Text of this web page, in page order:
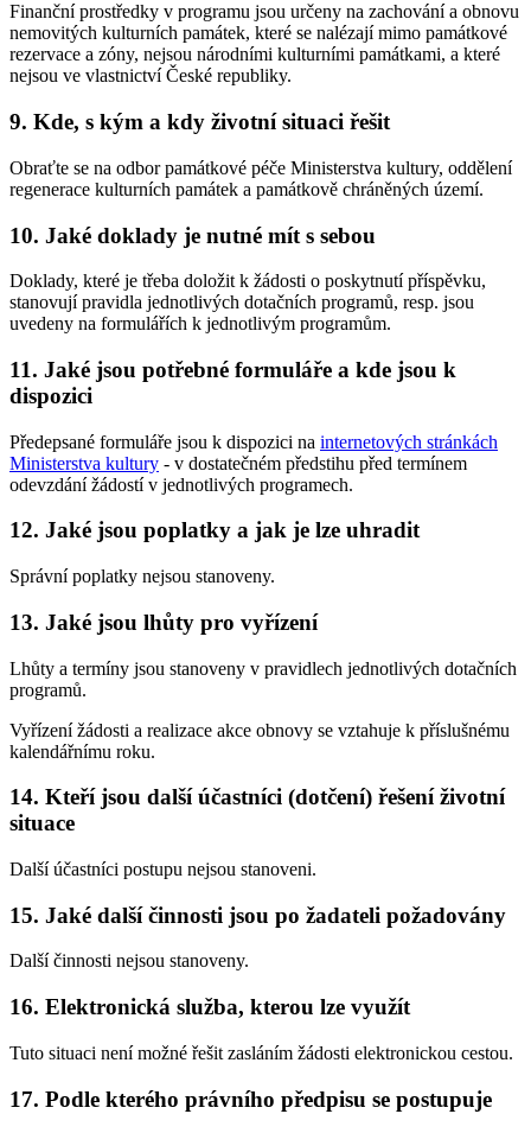
Finanční prostředky v programu jsou určeny na zachování a obnovu
nemovitých kulturních památek, které se nalézají mimo památkové
rezervace a zóny, nejsou národními kulturními památkami, a které
nejsou ve vlastnictví České republiky.
9. Kde, s kým a kdy životní situaci řešit
Obraťte se na odbor památkové péče Ministerstva kultury, oddělení
regenerace kulturních památek a památkově chráněných území.
10. Jaké doklady je nutné mít s sebou
Doklady, které je třeba doložit k žádosti o poskytnutí příspěvku,
stanovují pravidla jednotlivých dotačních programů, resp. jsou
uvedeny na formulářích k jednotlivým programům.
11. Jaké jsou potřebné formuláře a kde jsou k
dispozici
Předepsané formuláře jsou k dispozici na internetových stránkách
Ministerstva kultury - v dostatečném předstihu před termínem
odevzdání žádostí v jednotlivých programech.
12. Jaké jsou poplatky a jak je lze uhradit
Správní poplatky nejsou stanoveny.
13. Jaké jsou lhůty pro vyřízení
Lhůty a termíny jsou stanoveny v pravidlech jednotlivých dotačních
programů.
Vyřízení žádosti a realizace akce obnovy se vztahuje k příslušnému
kalendářnímu roku.
14. Kteří jsou další účastníci (dotčení) řešení životní
situace
Další účastníci postupu nejsou stanoveni.
15. Jaké další činnosti jsou po žadateli požadovány
Další činnosti nejsou stanoveny.
16. Elektronická služba, kterou lze využít
Tuto situaci není možné řešit zasláním žádosti elektronickou cestou.
17. Podle kterého právního předpisu se postupuje